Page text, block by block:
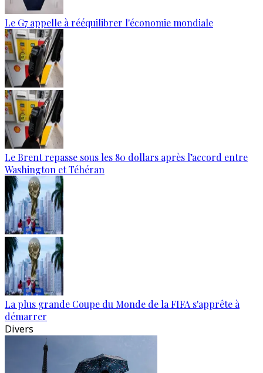
Le G7 appelle à rééquilibrer l'économie mondiale
Le Brent repasse sous les 80 dollars après l’accord entre
Washington et Téhéran
La plus grande Coupe du Monde de la FIFA s'apprête à
démarrer
Divers